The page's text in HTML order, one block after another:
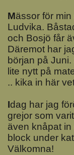
Mässor för
Ludvika.
och Bosjö får
Däremot har
början på
lite nytt på
.. kika in här
Idag har jag
grejor som
även knåpat
block under
Välkomna!